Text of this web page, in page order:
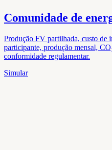
Comunidade de
Produção FV partilhada, custo de
participante, produção mensal,
conformidade regulamentar.
Simular